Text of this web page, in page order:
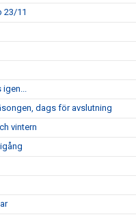
23/11
igen...
dags för avslutning
vintern